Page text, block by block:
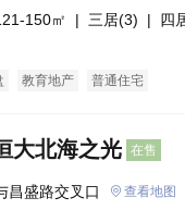
150㎡ | 三居(3) | 四
教育地产 普通住宅
大北海之光 在售
昌盛路交叉口 查看地图